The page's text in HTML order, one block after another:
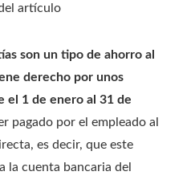
artículo
son un tipo de ahorro al
derecho por unos
el 1 de enero al 31 de
pagado por el empleado al
es decir, que este
la cuenta bancaria del